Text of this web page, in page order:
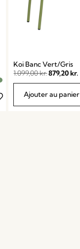
Koi Banc Vert/Gris
1.099,00kr.879,20kr.
Ajouter au panier